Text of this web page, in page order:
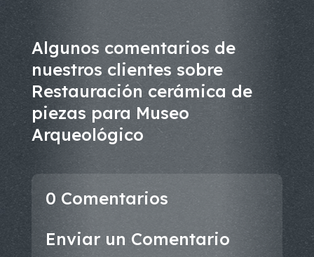
Algunos comentarios de
nuestros clientes sobre
Restauración cerámica de
piezas para Museo
Arqueológico
0 Comentarios
Enviar un Comentario